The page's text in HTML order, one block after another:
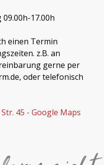
17.00h
einen Termin
z.B. an
gerne per
oder telefonisch
45 - Google Maps